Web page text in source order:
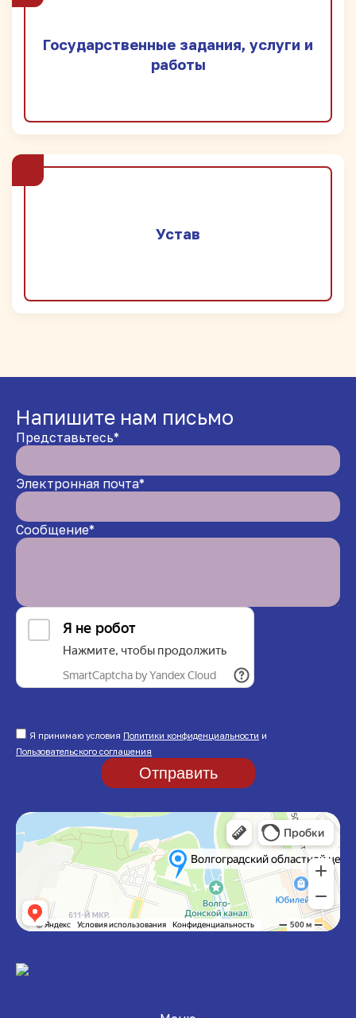
Государственные задания, услуги и
работы
Устав
Напишите нам письмо
Представьтесь*
Электронная почта*
Сообщение*
Я принимаю условия Политики конфиденциальности и
Пользовательского соглашения
Отправить